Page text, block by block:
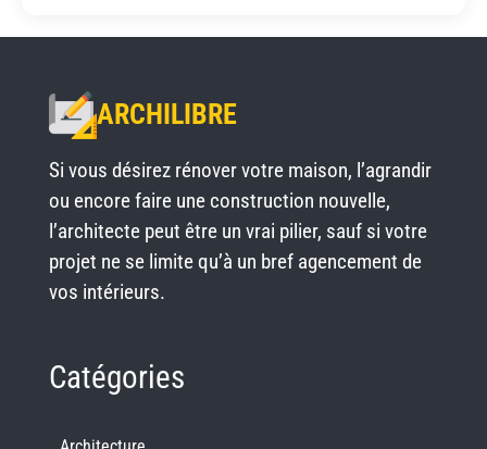
ARCHILIBRE
Si vous désirez rénover votre maison, l’agrandir
ou encore faire une construction nouvelle,
l’architecte peut être un vrai pilier, sauf si votre
projet ne se limite qu’à un bref agencement de
vos intérieurs.
Catégories